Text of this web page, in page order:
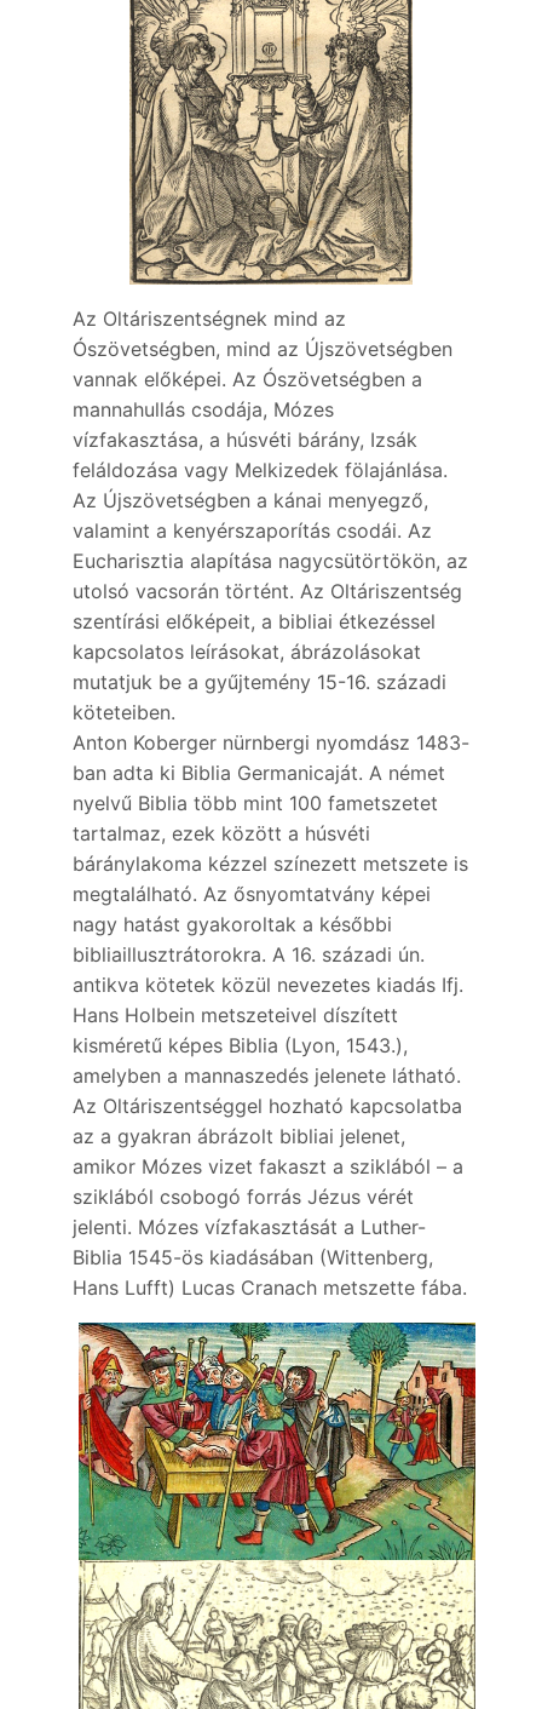
Az Oltáriszentségnek mind az
Ószövetségben, mind az Újszövetségben
vannak előképei. Az Ószövetségben a
mannahullás csodája, Mózes
vízfakasztása, a húsvéti bárány, Izsák
feláldozása vagy Melkizedek fölajánlása.
Az Újszövetségben a kánai menyegző,
valamint a kenyérszaporítás csodái. Az
Eucharisztia alapítása nagycsütörtökön, az
utolsó vacsorán történt. Az Oltáriszentség
szentírási előképeit, a bibliai étkezéssel
kapcsolatos leírásokat, ábrázolásokat
mutatjuk be a gyűjtemény 15-16. századi
köteteiben.
Anton Koberger nürnbergi nyomdász 1483-
ban adta ki Biblia Germanicaját. A német
nyelvű Biblia több mint 100 fametszetet
tartalmaz, ezek között a húsvéti
báránylakoma kézzel színezett metszete is
megtalálható. Az ősnyomtatvány képei
nagy hatást gyakoroltak a későbbi
bibliaillusztrátorokra. A 16. századi ún.
antikva kötetek közül nevezetes kiadás Ifj.
Hans Holbein metszeteivel díszített
kisméretű képes Biblia (Lyon, 1543.),
amelyben a mannaszedés jelenete látható.
Az Oltáriszentséggel hozható kapcsolatba
az a gyakran ábrázolt bibliai jelenet,
amikor Mózes vizet fakaszt a sziklából – a
sziklából csobogó forrás Jézus vérét
jelenti. Mózes vízfakasztását a Luther-
Biblia 1545-ös kiadásában (Wittenberg,
Hans Lufft) Lucas Cranach metszette fába.